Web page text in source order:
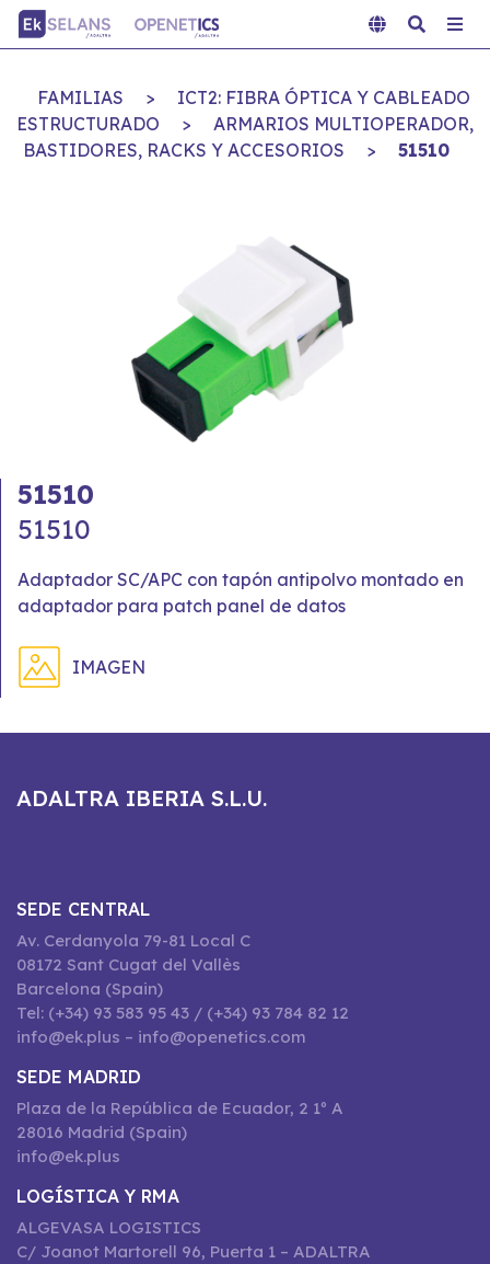
FAMILIAS >
ICT2: FIBRA ÓPTICA Y CABLEADO
ESTRUCTURADO
>
ARMARIOS MULTIOPERADOR,
BASTIDORES, RACKS Y ACCESORIOS
> 51510
51510
51510
Adaptador SC/APC con tapón antipolvo montado en
adaptador para patch panel de datos
IMAGEN
ADALTRA IBERIA S.L.U.
SEDE CENTRAL
Av. Cerdanyola 79-81 Local C
08172 Sant Cugat del Vallès
Barcelona (Spain)
Tel: (+34) 93 583 95 43 / (+34) 93 784 82 12
info@ek.plus – info@openetics.com
SEDE MADRID
Plaza de la República de Ecuador, 2 1º A
28016 Madrid (Spain)
info@ek.plus
LOGÍSTICA Y RMA
ALGEVASA LOGISTICS
C/ Joanot Martorell 96, Puerta 1 – ADALTRA